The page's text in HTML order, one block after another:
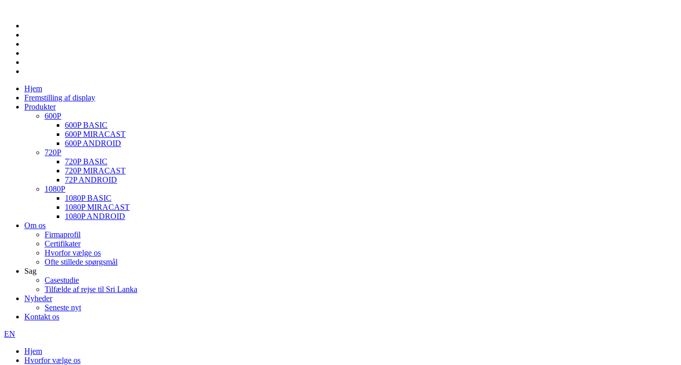
Hjem
Fremstilling af display
Produkter
600P
600P BASIC
600P MIRACAST
600P ANDROID
720P
720P BASIC
720P MIRACAST
72P ANDROID
1080P
1080P BASIC
1080P MIRACAST
1080P ANDROID
Om os
Firmaprofil
Certifikater
Hvorfor vælge os
Ofte stillede spørgsmål
Sag
Casestudie
Tilfælde af rejse til Sri Lanka
Nyheder
Seneste nyt
Kontakt os
EN
Hjem
Hvorfor vælge os